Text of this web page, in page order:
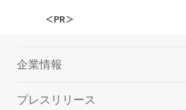
＜PR＞
企業情報
プレスリリース